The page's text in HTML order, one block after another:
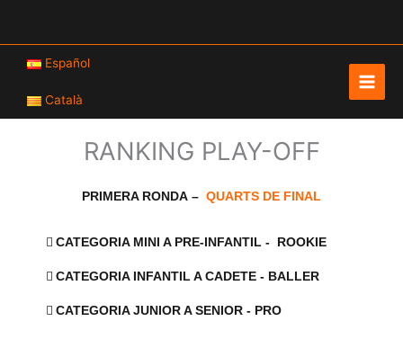
contingut
Español
Català
RANKING PLAY-OFF
PRIMERA RONDA – QUARTS DE FINAL
CATEGORIA MINI A PRE-INFANTIL - ROOKIE
CATEGORIA INFANTIL A CADETE - BALLER
CATEGORIA JUNIOR A SENIOR - PRO